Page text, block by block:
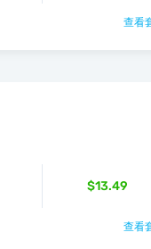
查看
$13.49
查看